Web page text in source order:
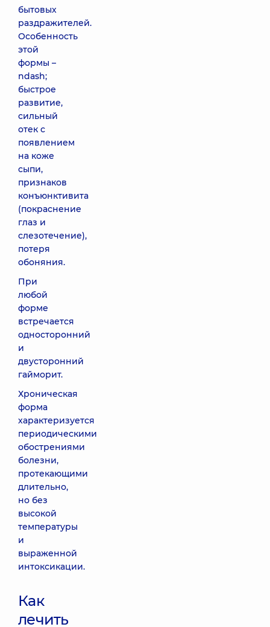
бытовых
раздражителей.
Особенность
этой
формы –
ndash;
быстрое
развитие,
сильный
отек с
появлением
на коже
сыпи,
признаков
конъюнктивита
(покраснение
глаз и
слезотечение),
потеря
обоняния.
При
любой
форме
встречается
односторонний
и
двусторонний
гайморит.
Хроническая
форма
характеризуется
периодическими
обострениями
болезни,
протекающими
длительно,
но без
высокой
температуры
и
выраженной
интоксикации.
Как
лечить